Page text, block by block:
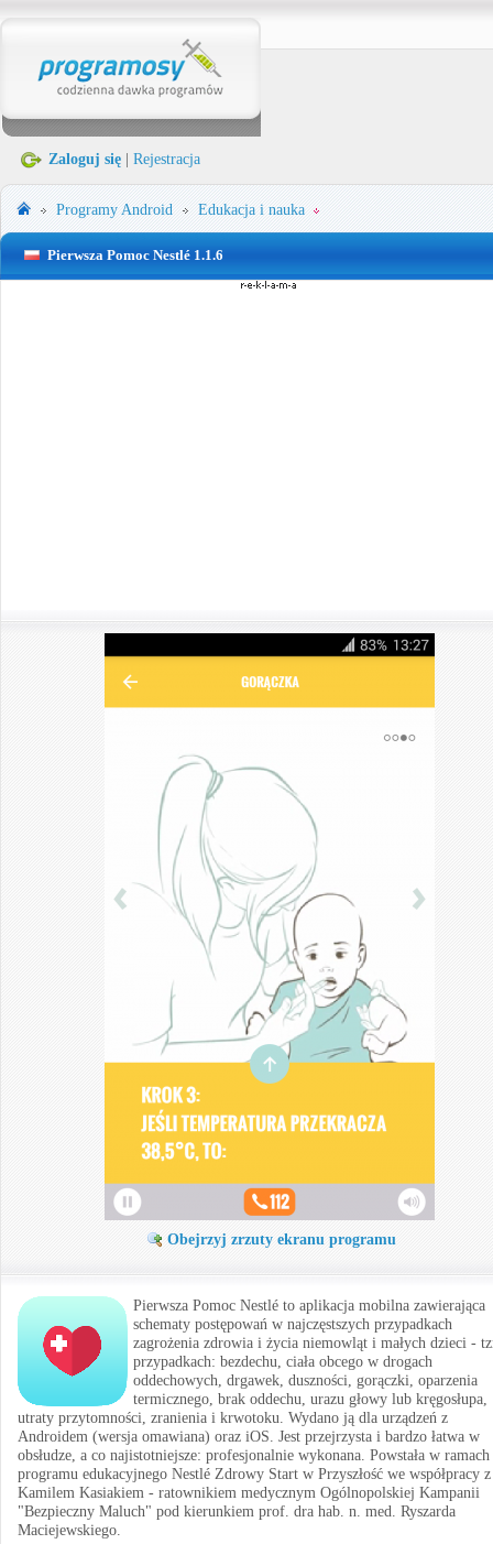
Zaloguj się Rejestracja
ProgramyAndroid Edukacja i nauka
Pierwsza Pomoc Nestlé 1.1.6
Obejrzyj zrzuty ekranu programu
Pierwsza Pomoc Nestlé to aplikacja mobilna zawierająca
schematy postępowań w najczęstszych przypadkach
zagrożenia zdrowia i życia niemowląt i małych dzieci -
przypadkach: bezdechu, ciała obcego w drogach
oddechowych, drgawek, duszności, gorączki, oparzenia
termicznego, brak oddechu, urazu głowy lub kręgosłupa,
utraty przytomności, zranienia i krwotoku. Wydano ją dla urządzeń z
Androidem (wersja omawiana) oraz iOS. Jest przejrzysta i bardzo łatwa w
obsłudze, a co najistotniejsze: profesjonalnie wykonana. Powstała w ramach
programu edukacyjnego Nestlé Zdrowy Start w Przyszłość we współpracy z
Kamilem Kasiakiem - ratownikiem medycznym Ogólnopolskiej Kampanii
"Bezpieczny Maluch" pod kierunkiem prof. dra hab. n. med. Ryszarda
Maciejewskiego.